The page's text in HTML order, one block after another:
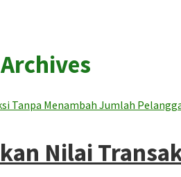
Nilai